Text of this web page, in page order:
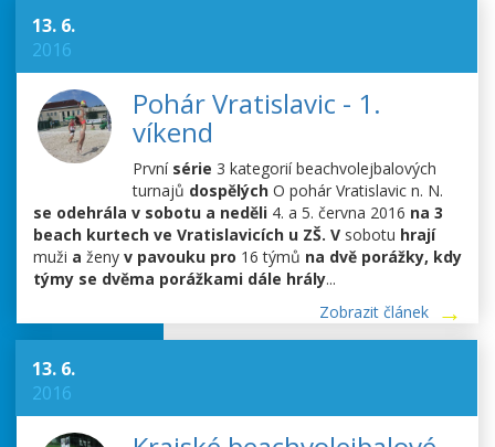
13. 6.
2016
Pohár Vratislavic - 1.
víkend
Prvnísérie 3 kategorií beachvolejbalových
turnajů dospělých O pohár Vratislavic n. N.
se odehrála v sobotu a neděli 4. a 5. června 2016 na 3
beach kurtech ve Vratislavicích u ZŠ. V sobotu hrají
muži a ženy v pavouku pro 16 týmů na dvě porážky, kdy
týmy se dvěma porážkami dále hrály...
Zobrazit článek
13. 6.
2016